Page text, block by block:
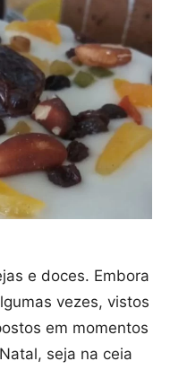
e doces. Embora
vezes, vistos
em momentos
seja na ceia